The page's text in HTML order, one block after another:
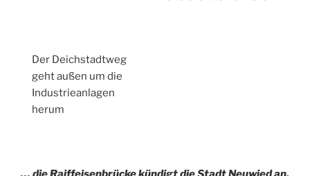
Der Deichstadtweg
geht außen um die
Industrieanlagen
herum